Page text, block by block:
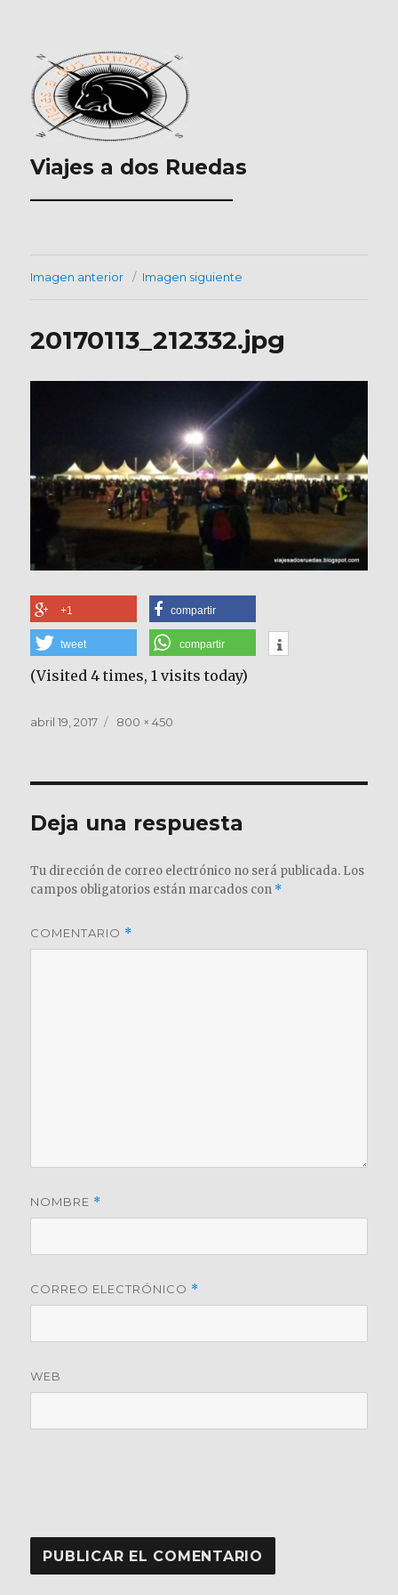
Viajes a dos Ruedas
___________________
Imagen anterior Imagen siguiente
20170113_212332.jpg
+1 compartir
tweet compartir
(Visited 4 times, 1 visits today)
Publicado
abril 19, 2017
Tamaño
800 × 450
Deja una respuesta
Tu dirección de correo electrónico no será publicada. Los
campos obligatorios están marcados con *
COMENTARIO *
NOMBRE *
CORREO ELECTRÓNICO *
WEB